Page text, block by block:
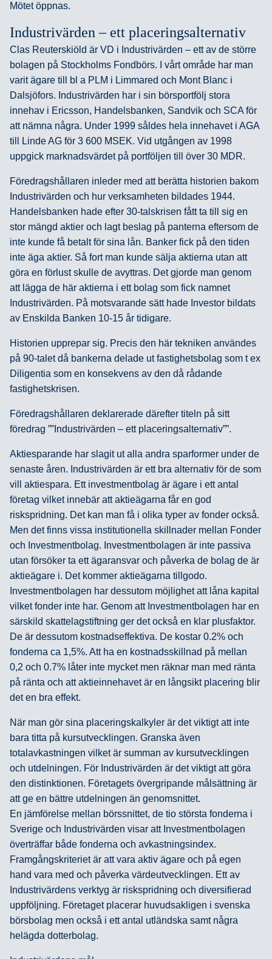
Mötet öppnas.
Industrivärden – ett placeringsalternativ
Clas Reuterskiöld är VD i Industrivärden – ett av de större
bolagen på Stockholms Fondbörs. I vårt område har man
varit ägare till bl a PLM i Limmared och Mont Blanc i
Dalsjöfors. Industrivärden har i sin börsportfölj stora
innehav i Ericsson, Handelsbanken, Sandvik och SCA för
att nämna några. Under 1999 såldes hela innehavet i AGA
till Linde AG för 3 600 MSEK. Vid utgången av 1998
uppgick marknadsvärdet på portföljen till över 30 MDR.
Föredragshållaren inleder med att berätta historien bakom
Industrivärden och hur verksamheten bildades 1944.
Handelsbanken hade efter 30-talskrisen fått ta till sig en
stor mängd aktier och lagt beslag på panterna eftersom de
inte kunde få betalt för sina lån. Banker fick på den tiden
inte äga aktier. Så fort man kunde sälja aktierna utan att
göra en förlust skulle de avyttras. Det gjorde man genom
att lägga de här aktierna i ett bolag som fick namnet
Industrivärden. På motsvarande sätt hade Investor bildats
av Enskilda Banken 10-15 år tidigare.
Historien upprepar sig. Precis den här tekniken användes
på 90-talet då bankerna delade ut fastighetsbolag som t ex
Diligentia som en konsekvens av den då rådande
fastighetskrisen.
Föredragshållaren deklarerade därefter titeln på sitt
föredrag ””Industrivärden – ett placeringsalternativ””.
Aktiesparande har slagit ut alla andra sparformer under de
senaste åren. Industrivärden är ett bra alternativ för de som
vill aktiespara. Ett investmentbolag är ägare i ett antal
företag vilket innebär att aktieägarna får en god
riskspridning. Det kan man få i olika typer av fonder också.
Men det finns vissa institutionella skillnader mellan Fonder
och Investmentbolag. Investmentbolagen är inte passiva
utan försöker ta ett ägaransvar och påverka de bolag de är
aktieägare i. Det kommer aktieägarna tillgodo.
Investmentbolagen har dessutom möjlighet att låna kapital
vilket fonder inte har. Genom att Investmentbolagen har en
särskild skattelagstiftning ger det också en klar plusfaktor.
De är dessutom kostnadseffektiva. De kostar 0.2% och
fonderna ca 1,5%. Att ha en kostnadsskillnad på mellan
0,2 och 0.7% låter inte mycket men räknar man med ränta
på ränta och att aktieinnehavet är en långsikt placering blir
det en bra effekt.
När man gör sina placeringskalkyler är det viktigt att inte
bara titta på kursutvecklingen. Granska även
totalavkastningen vilket är summan av kursutvecklingen
och utdelningen. För Industrivärden är det viktigt att göra
den distinktionen. Företagets övergripande målsättning är
att ge en bättre utdelningen än genomsnittet.
En jämförelse mellan börssnittet, de tio största fonderna i
Sverige och Industrivärden visar att Investmentbolagen
överträffar både fonderna och avkastningsindex.
Framgångskriteriet är att vara aktiv ägare och på egen
hand vara med och påverka värdeutvecklingen. Ett av
Industrivärdens verktyg är riskspridning och diversifierad
uppföljning. Företaget placerar huvudsakligen i svenska
börsbolag men också i ett antal utländska samt några
helägda dotterbolag.